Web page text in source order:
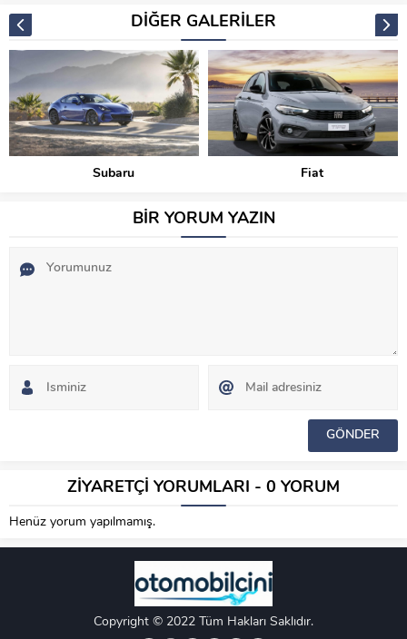
DİĞER GALERİLER
Subaru Fiat
BİR YORUM YAZIN
ZİYARETÇİ YORUMLARI - 0 YORUM
Henüz yorum yapılmamış.
Copyright © 2022 Tüm Hakları Saklıdır.